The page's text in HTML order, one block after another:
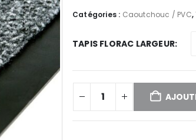
Catégories : Caoutchouc / PVC,
TAPIS FLORAC LARGEUR